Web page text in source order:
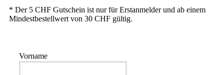
* Der 5 CHF Gutschein ist nur für Erstanmelder und ab einem
Mindestbestellwert von 30 CHF gültig.
Vorname